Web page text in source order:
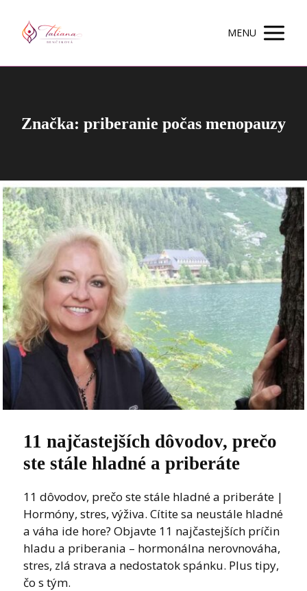
MENU
Značka: priberanie počas menopauzy
11 najčastejších dôvodov, prečo
ste stále hladné a priberáte
11 dôvodov, prečo ste stále hladné a priberáte |
Hormóny, stres, výživa. Cítite sa neustále hladné
a váha ide hore? Objavte 11 najčastejších príčin
hladu a priberania – hormonálna nerovnováha,
stres, zlá strava a nedostatok spánku. Plus tipy,
čo s tým.